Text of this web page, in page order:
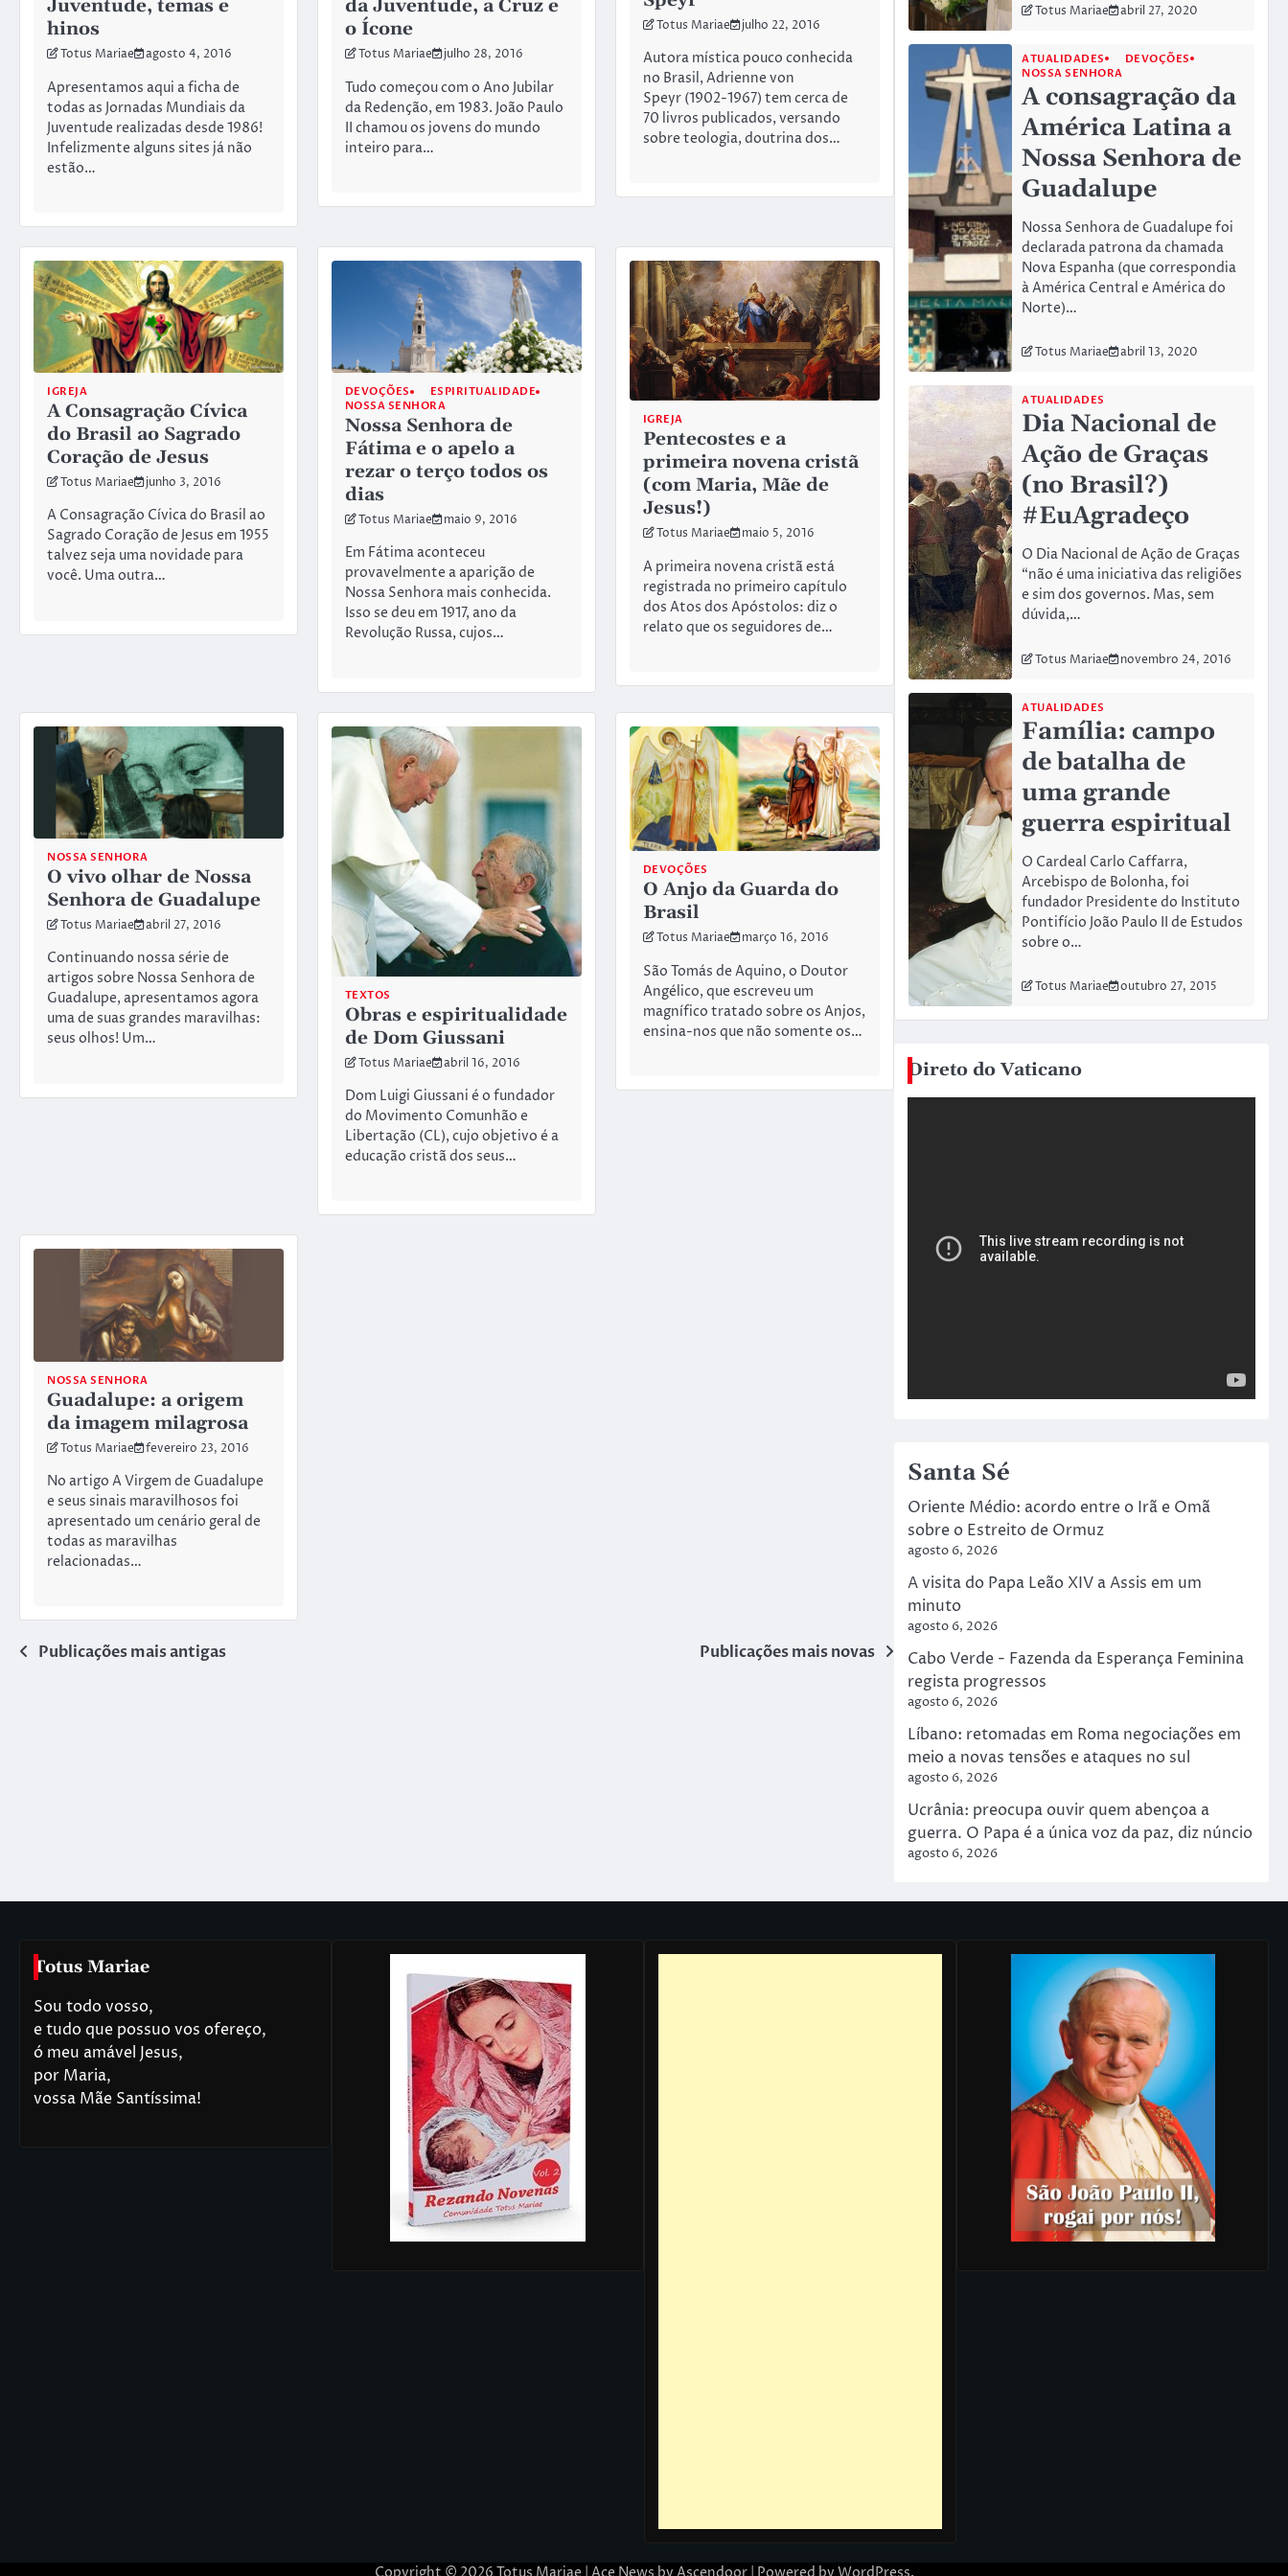
Juventude, temas e
hinos
Totus Mariae agosto 4, 2016
Apresentamos aqui a ficha de
todas as Jornadas Mundiais da
Juventude realizadas desde 1986!
Infelizmente alguns sites já não
estão…
da Juventude, a Cruz e
o Ícone
Totus Mariae julho 28, 2016
Tudo começou com o Ano Jubilar
da Redenção, em 1983. João Paulo
II chamou os jovens do mundo
inteiro para…
Totus Mariae julho 22, 2016
Autora mística pouco conhecida
no Brasil, Adrienne von
Speyr (1902-1967) tem cerca de
70 livros publicados, versando
sobre teologia, doutrina dos…
IGREJA
A Consagração Cívica
do Brasil ao Sagrado
Coração de Jesus
Totus Mariae junho 3, 2016
A Consagração Cívica do Brasil ao
Sagrado Coração de Jesus em 1955
talvez seja uma novidade para
você. Uma outra…
DEVOÇÕES
ESPIRITUALIDADE
NOSSA SENHORA
Nossa Senhora de
Fátima e o apelo a
rezar o terço todos os
dias
Totus Mariae maio 9, 2016
Em Fátima aconteceu
provavelmente a aparição de
Nossa Senhora mais conhecida.
Isso se deu em 1917, ano da
Revolução Russa, cujos…
IGREJA
Pentecostes e a
primeira novena cristã
(com Maria, Mãe de
Jesus!)
Totus Mariae maio 5, 2016
A primeira novena cristã está
registrada no primeiro capítulo
dos Atos dos Apóstolos: diz o
relato que os seguidores de…
NOSSA SENHORA
O vivo olhar de Nossa
Senhora de Guadalupe
Totus Mariae abril 27, 2016
Continuando nossa série de
artigos sobre Nossa Senhora de
Guadalupe, apresentamos agora
uma de suas grandes maravilhas:
seus olhos! Um…
TEXTOS
Obras e espiritualidade
de Dom Giussani
Totus Mariae abril 16, 2016
Dom Luigi Giussani é o fundador
do Movimento Comunhão e
Libertação (CL), cujo objetivo é a
educação cristã dos seus…
DEVOÇÕES
O Anjo da Guarda do
Brasil
Totus Mariae março 16, 2016
São Tomás de Aquino, o Doutor
Angélico, que escreveu um
magnífico tratado sobre os Anjos,
ensina-nos que não somente os…
NOSSA SENHORA
Guadalupe: a origem
da imagem milagrosa
Totus Mariae fevereiro 23, 2016
No artigo A Virgem de Guadalupe
e seus sinais maravilhosos foi
apresentado um cenário geral de
todas as maravilhas
relacionadas…
Navegação
Publicações mais antigas Publicações mais novas
Totus Mariae abril 27, 2020
ATUALIDADES
DEVOÇÕES
NOSSA SENHORA
A consagração da
América Latina a
Nossa Senhora de
Guadalupe
Nossa Senhora de Guadalupe foi
declarada patrona da chamada
Nova Espanha (que correspondia
à América Central e América do
Norte)…
Totus Mariae abril 13, 2020
ATUALIDADES
Dia Nacional de
Ação de Graças
(no Brasil?)
#EuAgradeço
O Dia Nacional de Ação de Graças
“não é uma iniciativa das religiões
e sim dos governos. Mas, sem
dúvida,…
Totus Mariae novembro 24, 2016
ATUALIDADES
Família: campo
de batalha de
uma grande
guerra espiritual
O Cardeal Carlo Caffarra,
Arcebispo de Bolonha, foi
fundador Presidente do Instituto
Pontifício João Paulo II de Estudos
sobre o…
Totus Mariae outubro 27, 2015
Direto do Vaticano
Santa Sé
Oriente Médio: acordo entre o Irã e Omã
sobre o Estreito de Ormuz
agosto 6, 2026
A visita do Papa Leão XIV a Assis em um
minuto
agosto 6, 2026
Cabo Verde - Fazenda da Esperança Feminina
regista progressos
agosto 6, 2026
Líbano: retomadas em Roma negociações em
meio a novas tensões e ataques no sul
agosto 6, 2026
Ucrânia: preocupa ouvir quem abençoa a
guerra. O Papa é a única voz da paz, diz núncio
agosto 6, 2026
Totus Mariae
Sou todo vosso,
e tudo que possuo vos ofereço,
ó meu amável Jesus,
por Maria,
vossa Mãe Santíssima!